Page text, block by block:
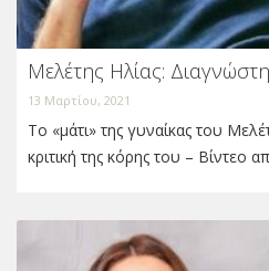
Μελέτης Ηλίας:
13 Μαρτίου, 2021
Το «μάτι» της γυναίκας του
κριτική της κόρης του – Βίντεο